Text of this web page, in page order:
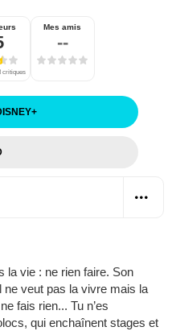
critiques
Mes amis
--
+
la vie : ne rien faire. Son
veut pas la vivre mais la
fais rien... Tu n’es
qui enchaînent stages et